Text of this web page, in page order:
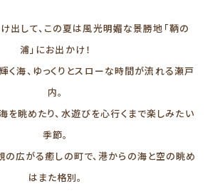
出して、 この夏は風光明媚な景勝地「鞆の
浦」にお出かけ！
く海、 ゆっくりとスローな時間が流れる瀬戸
内。
を眺めたり、 水遊びを心行くまで楽しみたい
季節。
広がる癒しの町で、港からの海と空の眺め
はまた格別。